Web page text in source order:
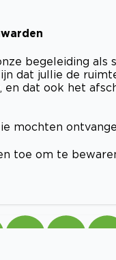
begeleiding als
dat jullie de
dat ook het
mochten
toe om te